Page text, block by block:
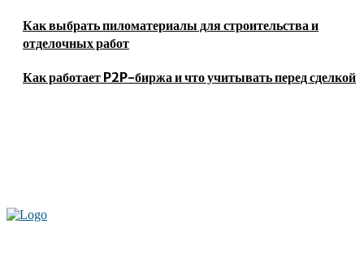
Как выбрать пиломатериалы для строительства и
отделочных работ
Как работает P2P-биржа и что учитывать перед сделкой